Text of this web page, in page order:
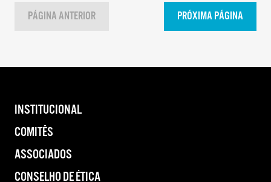
PÁGINA ANTERIOR PRÓXIMA PÁGINA
INSTITUCIONAL
COMITÊS
ASSOCIADOS
CONSELHO DE ÉTICA